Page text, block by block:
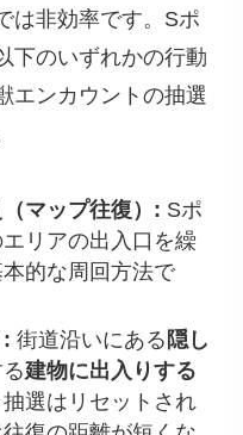
は非効率です。Sポ
下のいずれかの行動
エンカウントの抽選
マップ往復）: Sポ
リアの出入口を繰
的な周回方法で
街道沿いにある 隠し
建物に出入りする
選はリセットされ